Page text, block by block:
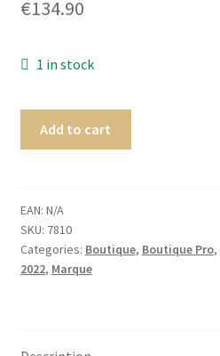
€134.90
1 in stock
Add to cart
EAN: N/A
SKU: 7810
Categories: Boutique, Boutique Pro,
2022, Marque